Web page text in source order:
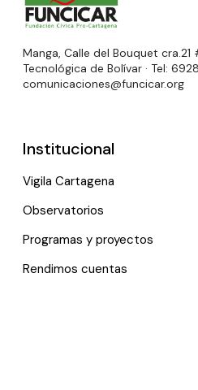
Manga, Calle del Bouquet
Tecnológica de Bolívar · Tel:
comunicaciones@funcicar.org
Institucional
Vigila Cartagena
Observatorios
Programas y proyectos
Rendimos cuentas